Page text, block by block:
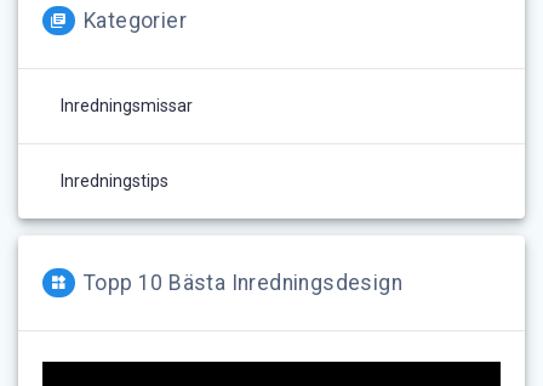
Kategorier
Inredningsmissar
Inredningstips
Topp 10 Bästa Inredningsdesign